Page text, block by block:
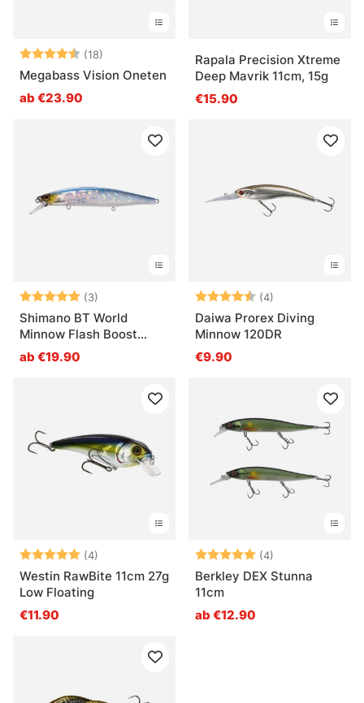
Bewertung:(18)
4.6 von 5 Sternen
Megabass Vision Oneten
ab €23.90
Rapala Precision Xtreme
Deep Mavrik 11cm, 15g
€15.90
Bewertung:(3)
5.0 von 5 Sternen
Shimano BT World
Minnow Flash Boost
115mm 17g
ab €19.90
Bewertung:(4)
Daiwa Prorex Diving
Minnow 120DR
€9.90
Bewertung:(4)
5.0 von 5 Sternen
Westin RawBite 11cm 27g
Low Floating
€11.90
Bewertung:(4)
Berkley DEX Stunna
11cm
ab €12.90